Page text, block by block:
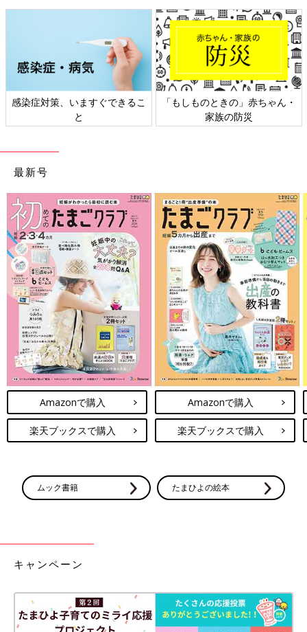
お出かけ先や車の中でも使える
アイスポッターの幅は、直径約6㎝です。サイズに収まる棒アイ
スであれば差し込むことができそうです。途中で溶けてきたアイ
スもモレずに安心です。気温が高くなるこれからの季節は、棒ア
イスが溶けるスピードも早くなりそうです。そんなときもいいで
すよね。おうちではもちろん、お出かけ先や車の中でも大活躍、
間違いなしですね！
少し立てかけたりもできる
棒アイスを立てかけることもできます。途中で口や手を拭いた
お菓子カップの代用もできる
感染症対策、いますぐできるこ
と
「もしものときの」赤ちゃん・
家族の防災
最新号
Amazonで購入
楽天ブックスで購入
Amazonで購入
楽天ブックスで購入
ムック書籍 たまひよの絵本
キャンペーン